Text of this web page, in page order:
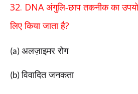
32. DNA अंगुलि-छाप तकनीक का
लिए किया जाता है?
(a) अलज़ाइमर रोग
(b)विवादित जनकता